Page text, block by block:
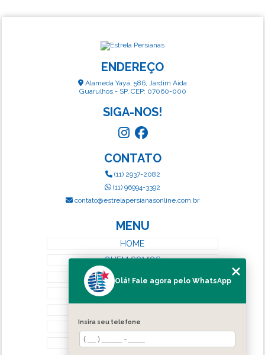
ENDEREÇO
Alameda Yayá, 586, Jardim Aida
Guarulhos - SP, CEP: 07060-000
SIGA-NOS!
CONTATO
(11) 2937-2082
(11) 96994-3392
contato@estrelapersianasonline.com.br
MENU
HOME
QUEM SOMOS
SERVIÇOS
CATEGORIAS
MAPA DO SITE
Olá! Fale agora pelo WhatsApp
Insira seu telefone